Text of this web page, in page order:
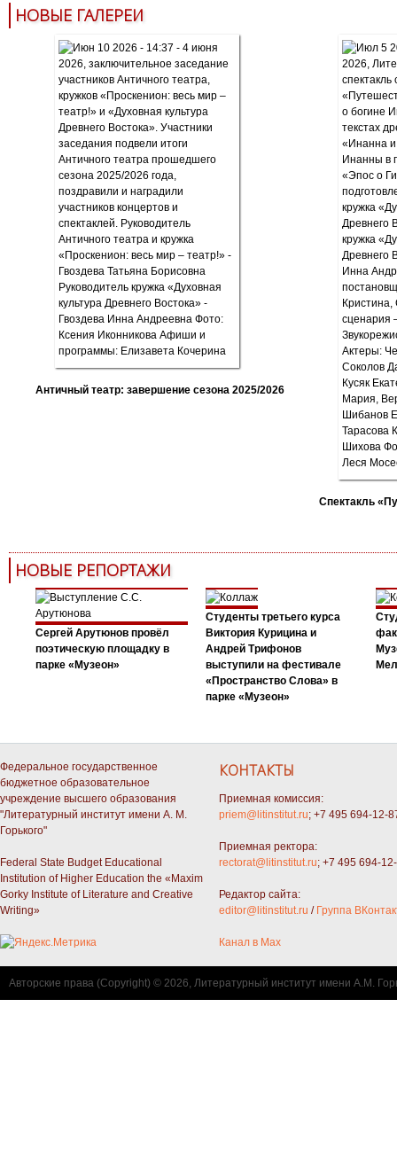
НОВЫЕ ГАЛЕРЕИ
Античный театр: завершение сезона 2025/2026
Спектакль
НОВЫЕ РЕПОРТАЖИ
Сергей Арутюнов провёл
поэтическую площадку в
парке «Музеон»
Студенты третьего курса
Виктория Курицина и
Андрей Трифонов
выступили на фестивале
«Пространство Слова» в
парке «Музеон»
Федеральное государственное
бюджетное образовательное
учреждение высшего образования
"Литературный институт имени А. М.
Горького"
Federal State Budget Educational
Institution of Higher Education the «Maxim
Gorky Institute of Literature and Creative
Writing»
КОНТАКТЫ
Приемная комиссия:
priem@litinstitut.ru; +7 495 694-12-
Приемная ректора:
rectorat@litinstitut.ru; +7 495 694-
Редактор сайта:
editor@litinstitut.ru / Группа
Канал в Max
Авторские права (Copyright) © 2026, Литературный институт имени А.М.